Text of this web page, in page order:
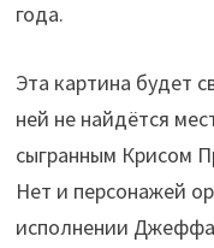
года.
Эта картина будет
ней не найдётся
сыгранным Крисом
Нет и персонажей
исполнении